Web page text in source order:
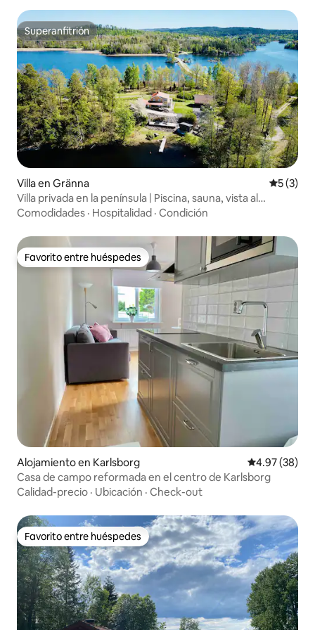
Superanfitrión
Superanfitrión
Villa en Gränna
5 (3)
Villa privada en la península | Piscina, sauna, vista al
atardecer
Comodidades · Hospitalidad · Condición
Favorito entre huéspedes
Favorito entre huéspedes
Alojamiento en Karlsborg Calificación
4.97 (38)
Casa de campo reformada en el centro de Karlsborg
Calidad-precio · Ubicación · Check-out
Favorito entre huéspedes
Favorito entre huéspedes